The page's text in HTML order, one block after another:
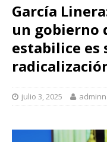
García
un gobierno
estabilice es
julio 3, 2025